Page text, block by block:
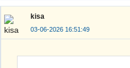
kisa
03-06-2026 16:51:49